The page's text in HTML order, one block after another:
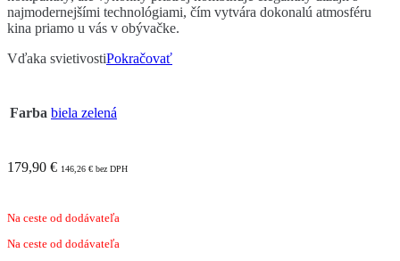
najmodernejšími technológiami, čím vytvára dokonalú atmosféru
kina priamo u vás v obývačke.
Vďaka svietivostiPokračovať
Farba biela zelená
179,90 € 146,26 € bez DPH
Na ceste od dodávateľa
Na ceste od dodávateľa